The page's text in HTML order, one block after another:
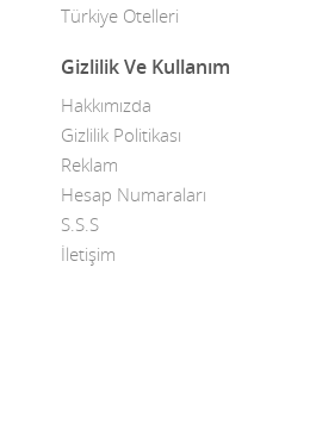
FirmalarıTürkiye Otelleri
Gizlilik Ve Kullanım
Hakkımızda
Gizlilik Politikası
Reklam
Hesap Numaraları
S.S.S
İletişim